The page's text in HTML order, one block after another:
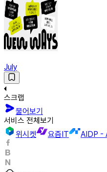
July
스크랩
물어보기
서비스 전체보기
위시켓
요즘IT AIDP -